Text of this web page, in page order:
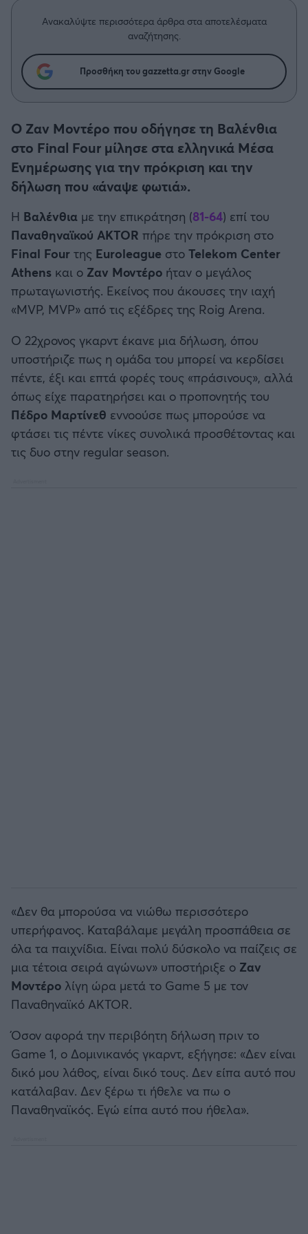
Άρης
Λεβαδειακός
Βόλος
Ατρόμητος Αθηνών
Αστέρας Τρίπολης
Παναιτωλικός
Καλαμάτα
Ηρακλής
Μπαρτσελόνα
Ρεάλ Μαδρίτης
Μεγάλη μου Αγάπη
Ανακαλύψτε περισσότερα άρθρα στα αποτελέσματα
αναζήτησης.
Προσθήκη του gazzetta.gr στην Google
Ο Ζαν Μοντέρο που οδήγησε τη Βαλένθια
στο Final Four μίλησε στα ελληνικά Μέσα
Ενημέρωσης για την πρόκριση και την
δήλωση που «άναψε φωτιά».
Η Βαλένθια με την επικράτηση (81-64) επί του
Παναθηναϊκού AKTOR πήρε την πρόκριση στο
Final Four της Euroleague στο Telekom Center
Athens και ο Ζαν Μοντέρο ήταν ο μεγάλος
πρωταγωνιστής. Εκείνος που άκουσες την ιαχή
«MVP, MVP» από τις εξέδρες της Roig Arena.
Ο 22χρονος γκαρντ έκανε μια δήλωση, όπου
υποστήριζε πως η ομάδα του μπορεί να κερδίσει
πέντε, έξι και επτά φορές τους «πράσινους», αλλά
όπως είχε παρατηρήσει και ο προπονητής του
Πέδρο Μαρτίνεθ εννοούσε πως μπορούσε να
φτάσει τις πέντε νίκες συνολικά προσθέτοντας και
τις δυο στην regular season.
«Δεν θα μπορούσα να νιώθω περισσότερο
υπερήφανος. Καταβάλαμε μεγάλη προσπάθεια σε
όλα τα παιχνίδια. Είναι πολύ δύσκολο να παίζεις σε
μια τέτοια σειρά αγώνων» υποστήριξε ο Ζαν
Μοντέρο λίγη ώρα μετά το Game 5 με τον
Παναθηναϊκό AKTOR.
Όσον αφορά την περιβόητη δήλωση πριν το
Game 1, ο Δομινικανός γκαρντ, εξήγησε: «Δεν είναι
δικό μου λάθος, είναι δικό τους. Δεν είπα αυτό που
κατάλαβαν. Δεν ξέρω τι ήθελε να πω ο
Παναθηναϊκός. Εγώ είπα αυτό που ήθελα».